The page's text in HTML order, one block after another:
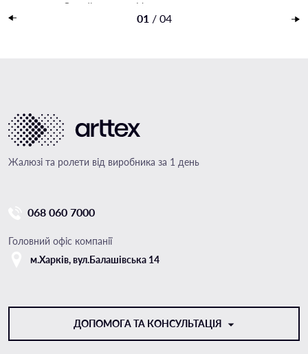
Онлайн-оплата Liqpay
Накладений платеж
01 / 04
Жалюзі та ролети від виробника за 1 день
068 060 7000
Головний офіс компанії
м.Харкiв, вул.Балашівська 14
ДОПОМОГА ТА КОНСУЛЬТАЦІЯ